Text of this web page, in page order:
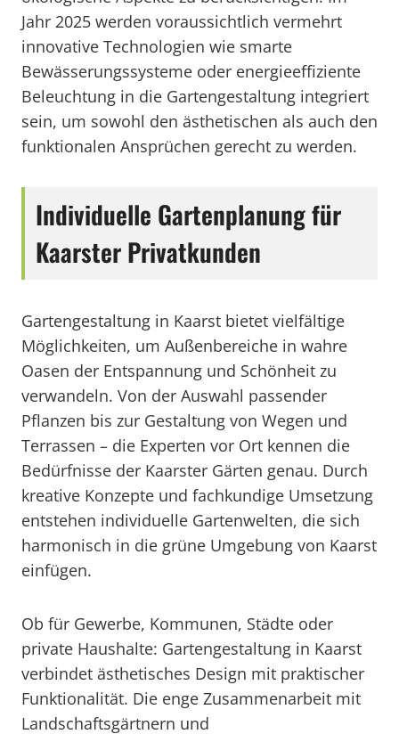
Jahr 2025 werden voraussichtlich vermehrt
innovative Technologien wie smarte
Bewässerungssysteme oder energieeffiziente
Beleuchtung in die Gartengestaltung integriert
sein, um sowohl den ästhetischen als auch den
funktionalen Ansprüchen gerecht zu werden.
Individuelle Gartenplanung für
Kaarster Privatkunden
Gartengestaltung in Kaarst bietet vielfältige
Möglichkeiten, um Außenbereiche in wahre
Oasen der Entspannung und Schönheit zu
verwandeln. Von der Auswahl passender
Pflanzen bis zur Gestaltung von Wegen und
Terrassen – die Experten vor Ort kennen die
Bedürfnisse der Kaarster Gärten genau. Durch
kreative Konzepte und fachkundige Umsetzung
entstehen individuelle Gartenwelten, die sich
harmonisch in die grüne Umgebung von Kaarst
einfügen.
Ob für Gewerbe, Kommunen, Städte oder
private Haushalte: Gartengestaltung in Kaarst
verbindet ästhetisches Design mit praktischer
Funktionalität. Die enge Zusammenarbeit mit
Landschaftsgärtnern und